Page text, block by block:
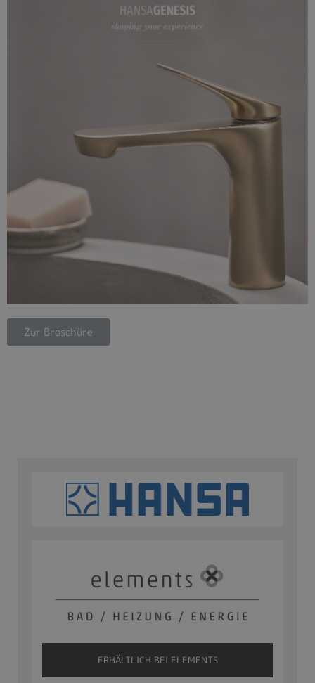
Zur Broschüre
ERHÄLTLICH BEI ELEMENTS